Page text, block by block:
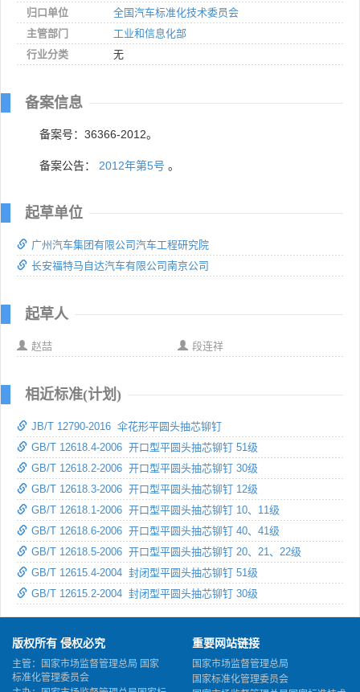
归口单位
全国汽车标准化技术委员会
主管部门
工业和信息化部
行业分类
无
备案信息
备案号：36366-2012。
备案公告： 2012年第5号 。
起草单位
广州汽车集团有限公司汽车工程研究院
长安福特马自达汽车有限公司南京公司
起草人
赵喆 段连祥
相近标准(计划)
JB/T 12790-2016 伞花形平圆头抽芯铆钉
GB/T 12618.4-2006 开口型平圆头抽芯铆钉 51级
GB/T 12618.2-2006 开口型平圆头抽芯铆钉 30级
GB/T 12618.3-2006 开口型平圆头抽芯铆钉 12级
GB/T 12618.1-2006 开口型平圆头抽芯铆钉 10、11级
GB/T 12618.6-2006 开口型平圆头抽芯铆钉 40、41级
GB/T 12618.5-2006 开口型平圆头抽芯铆钉 20、21、22级
GB/T 12615.4-2004 封闭型平圆头抽芯铆钉 51级
GB/T 12615.2-2004 封闭型平圆头抽芯铆钉 30级
版权所有 侵权必究
主管：国家市场监督管理总局 国家
标准化管理委员会
重要网站链接
国家市场监督管理总局
国家标准化管理委员会